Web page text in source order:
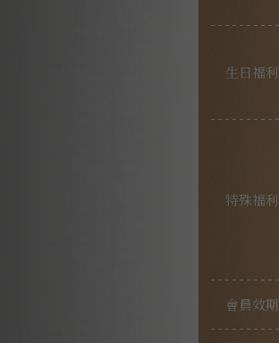
生日福利
特殊福利
會員效期